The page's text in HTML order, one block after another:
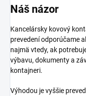
Náš názor
Kancelársky kovový
prevedení odporúčame
najmä vtedy, ak
výbavu, dokumenty a
kontajneri.
Výhodou je vyššie